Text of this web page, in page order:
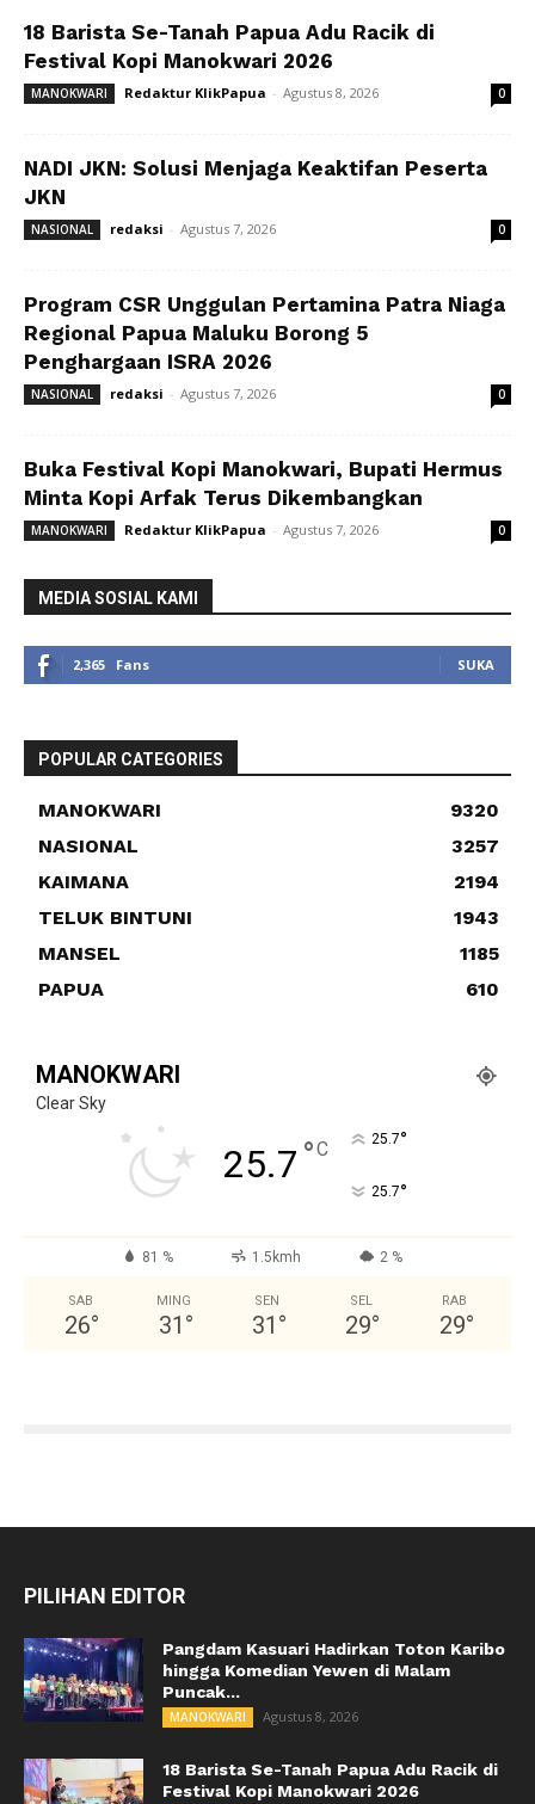
18 Barista Se-Tanah Papua Adu Racik di
Festival Kopi Manokwari 2026
MANOKWARI Redaktur KlikPapua - Agustus 8, 2026 0
NADI JKN: Solusi Menjaga Keaktifan Peserta
JKN
NASIONAL redaksi - Agustus 7, 2026 0
Program CSR Unggulan Pertamina Patra Niaga
Regional Papua Maluku Borong 5
Penghargaan ISRA 2026
NASIONAL redaksi - Agustus 7, 2026 0
Buka Festival Kopi Manokwari, Bupati Hermus
Minta Kopi Arfak Terus Dikembangkan
MANOKWARI Redaktur KlikPapua - Agustus 7, 2026 0
MEDIA SOSIAL KAMI
2,365 Fans SUKA
POPULAR CATEGORIES
MANOKWARI
9320
NASIONAL
3257
KAIMANA
2194
TELUK BINTUNI
1943
MANSEL
1185
PAPUA
610
MANOKWARI
Clear Sky
25.7 °C 25.7°
25.7°
81 % 1.5kmh 2 %
SAB
26°
MING
31 °
SEN
31 °
SEL
29°
RAB
29°
PILIHAN EDITOR
Pangdam Kasuari Hadirkan Toton Karibo
hingga Komedian Yewen di Malam
Puncak...
MANOKWARI Agustus 8, 2026
18 Barista Se-Tanah Papua Adu Racik di
Festival Kopi Manokwari 2026